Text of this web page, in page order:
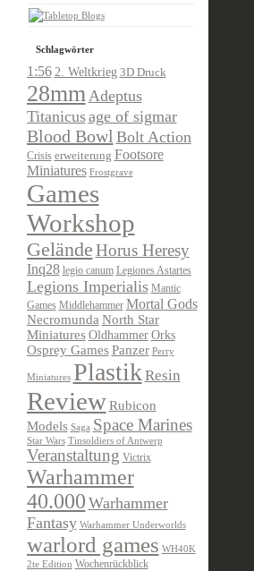
Schlagwörter
1:56 2. Weltkrieg 3D Druck
28mmAdeptus
Titanicusage of sigmar
Blood Bowl Bolt Action
Crisis erweiterung Footsore
Miniatures Frostgrave
Games
Workshop
GeländeHorus Heresy
Inq28 legio canum Legiones Astartes
Legions Imperialis Mantic
Games Middlehammer Mortal Gods
Necromunda North Star
Miniatures Oldhammer Orks
Osprey Games Panzer Perry
Miniatures Plastik Resin
Review Rubicon
Models Saga Space Marines
Star Wars Tinsoldiers of Antwerp
Veranstaltung Victrix
Warhammer
40.000 Warhammer
Fantasy Warhammer Underworlds
warlord games WH40K
2te Edition Wochenrückblick